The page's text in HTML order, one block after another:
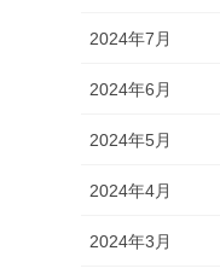
2024年7月
2024年6月
2024年5月
2024年4月
2024年3月